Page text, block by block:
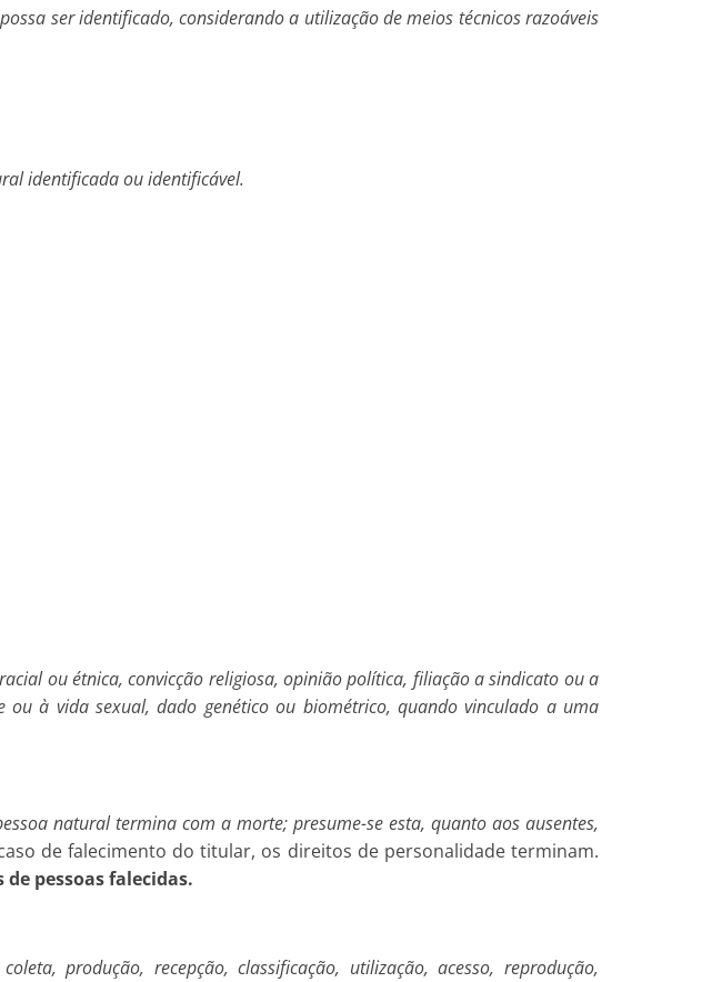
ser identificado, considerando a utilização de meios técnicos razoáveis
identificada ou identificável.
ou étnica, convicção religiosa, opinião política, filiação a sindicato ou a
à vida sexual, dado genético ou biométrico, quando vinculado a uma
natural termina com a morte; presume-se esta, quanto aos ausentes,
de falecimento do titular, os direitos de personalidade terminam.
pessoas falecidas.
produção, recepção, classificação, utilização, acesso, reprodução,